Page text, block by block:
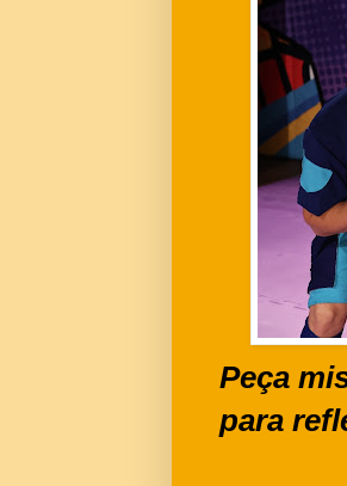
Peça
para